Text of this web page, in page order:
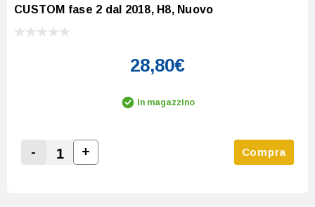
CUSTOM fase 2 dal 2018, H8, Nuovo
28,80€
In magazzino
Decrease Quantity:
-
Increase Quantity:
+ Compra